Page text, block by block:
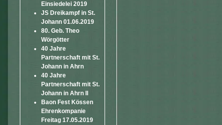
Einsiedelei 2019
JS Dreikampf in St.
Johann 01.06.2019
80. Geb. Theo
Wörgötter
40 Jahre
Partnerschaft mit St.
Johann in Ahrn
40 Jahre
Partnerschaft mit St.
Johann in Ahrn II
Baon Fest Kössen
Ehrenkompanie
Freitag 17.05.2019